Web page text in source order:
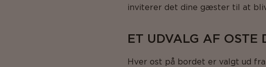
inviterer det dine gæster til at
ET UDVALG AF OSTE
Hver ost på bordet er valgt ud